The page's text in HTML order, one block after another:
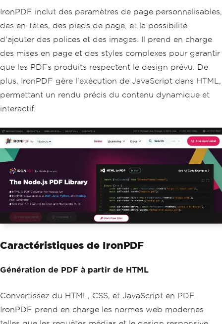
IronPDF inclut des paramètres de page personnalisables,
des en-têtes, des pieds de page, et la possibilité
d'ajouter des polices et des images. Il prend en charge
des mises en page et des styles complexes pour garantir
que les PDFs produits respectent le design prévu. De
plus, IronPDF gère l'exécution de JavaScript dans HTML,
permettant un rendu précis du contenu dynamique et
interactif.
Caractéristiques de IronPDF
Génération de PDF à partir de HTML
Convertissez du HTML, CSS, et JavaScript en PDF.
IronPDF prend en charge les normes web modernes